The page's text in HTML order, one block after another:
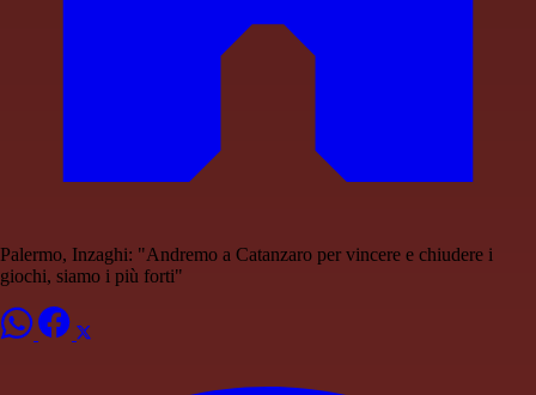
Palermo, Inzaghi: "Andremo a Catanzaro per vincere e chiudere i
giochi, siamo i più forti"